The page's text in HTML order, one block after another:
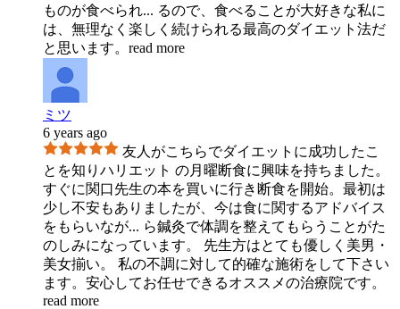
ものが食べられ... るので、食べることが大好きな私に
は、無理なく楽しく続けられる最高のダイエット法だ
と思います。 read more
ミツ
6 years ago
友人がこちらでダイエットに成功したこ
とを知りハリエット の月曜断食に興味を持ちました。
すぐに関口先生の本を買いに行き断食を開始。最初は
少し不安もありましたが、今は食に関するアドバイス
をもらいなが... ら鍼灸で体調を整えてもらうことがた
のしみになっています。 先生方はとても優しく美男・
美女揃い。 私の不調に対して的確な施術をして下さい
ます。安心してお任せできるオススメの治療院です。
read more